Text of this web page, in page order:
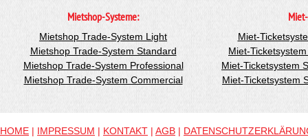
Mietshop-Systeme:
Mietshop Trade-System Light
Mietshop Trade-System Standard
Mietshop Trade-System Professional
Mietshop Trade-System Commercial
Miet-
Miet-
Miet-Ticketsystem
Miet-Ticketsystem
HOME | IMPRESSUM | KONTAKT | AGB |